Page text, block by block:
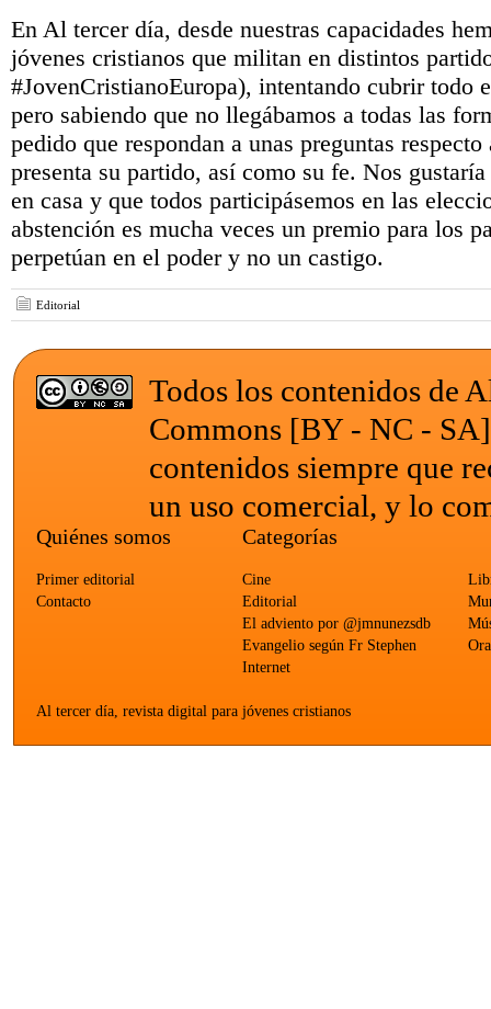
En Al tercer día, desde nuestras capacidades
jóvenes cristianos que militan en distintos
#JovenCristianoEuropa), intentando cubrir todo
pero sabiendo que no llegábamos a todas las
pedido que respondan a unas preguntas
presenta su partido, así como su fe. Nos
en casa y que todos participásemos en las
abstención es mucha veces un premio para los
perpetúan en el poder y no un castigo.
Editorial
Todos los contenidos de
Commons [BY - NC - SA]
contenidos siempre que
un uso comercial, y lo
Quiénes somos
Primer editorial
Contacto
Categorías
Cine
Editorial
El adviento por @jmnunezsdb
Evangelio según Fr Stephen
Internet
Al tercer día, revista digital para jóvenes cristianos